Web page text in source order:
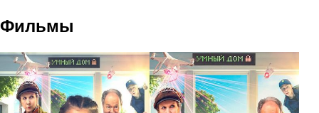
Фильмы